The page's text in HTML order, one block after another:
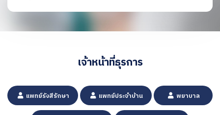
เจ้าหน้าที่ธุรการ
แพทย์รังสีรักษา แพทย์ประจำบ้าน พยาบาล